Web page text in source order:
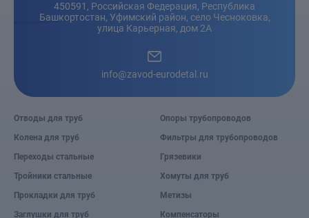
450591, Российская Федерация, Республика
Башкортостан, Уфимский район, село Чесноковка,
улица Карьерная, дом 2А
info@zavod-eurodetal.ru
Отводы для труб
Колена для труб
Переходы стальные
Тройники стальные
Прокладки для труб
Заглушки для труб
Опоры трубопроводов
Фильтры для трубопроводов
Грязевики
Хомуты для труб
Метизы
Компенсаторы